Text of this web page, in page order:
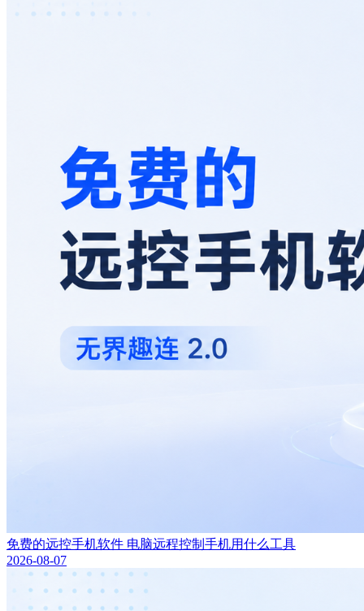
免费的远控手机软件 电脑远程控制手机用什么工具
2026-08-07